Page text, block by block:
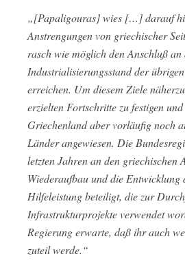
„[Papaligouras] wies […] darauf
Anstrengungen von griechischer
rasch wie möglich den Anschluß
Industrialisierungsstand der
erreichen. Um diesem Ziele
erzielten Fortschritte zu festigen
Griechenland aber vorläufig noch
Länder angewiesen. Die
letzten Jahren an den griechischen
Wiederaufbau und die
Hilfeleistung beteiligt, die zur
Infrastrukturprojekte verwendet
Regierung erwarte, daß ihr auch
zuteil werde.“